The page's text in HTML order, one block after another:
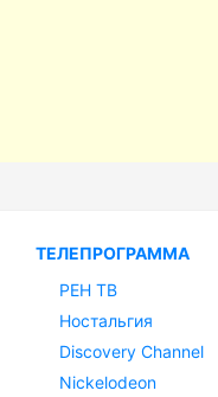
ТЕЛЕПРОГРАММА
РЕН ТВ
Ностальгия
Discovery Channel
Nickelodeon